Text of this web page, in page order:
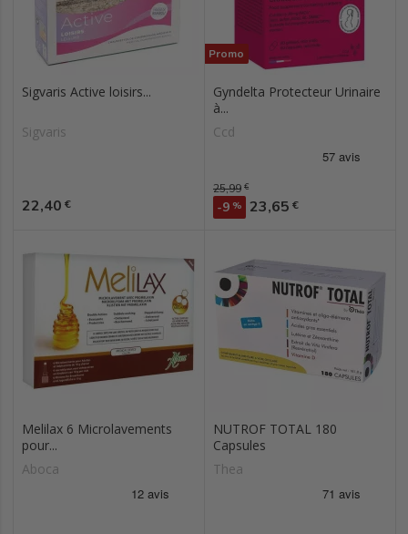
Sigvaris Active loisirs...
Sigvaris
Prix
22,40 €
Promo
Gyndelta Protecteur Urinaire
à...
Ccd
Prix de base
25,99 €
-9 % Prix
23,65 €
Melilax 6 Microlavements
pour...
Aboca
NUTROF TOTAL 180
Capsules
Thea